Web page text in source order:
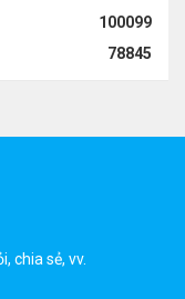
100099
78845
chia sẻ, vv.